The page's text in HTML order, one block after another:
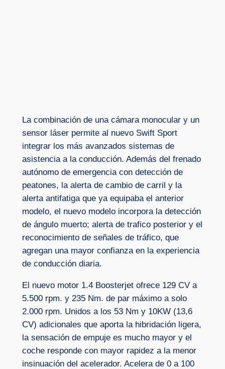
La combinación de una cámara monocular y un
sensor láser permite al nuevo Swift Sport
integrar los más avanzados sistemas de
asistencia a la conducción. Además del frenado
autónomo de emergencia con detección de
peatones, la alerta de cambio de carril y la
alerta antifatiga que ya equipaba el anterior
modelo, el nuevo modelo incorpora la detección
de ángulo muerto; alerta de trafico posterior y el
reconocimiento de señales de tráfico, que
agregan una mayor confianza en la experiencia
de conducción diaria.
El nuevo motor 1.4 Boosterjet ofrece 129 CV a
5.500 rpm. y 235 Nm. de par máximo a solo
2.000 rpm. Unidos a los 53 Nm y 10KW (13,6
CV) adicionales que aporta la hibridación ligera,
la sensación de empuje es mucho mayor y el
coche responde con mayor rapidez a la menor
insinuación del acelerador. Acelera de 0 a 100